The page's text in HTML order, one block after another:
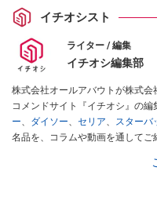
イチオシスト
ライター / 編集
イチオシ編集部
株式会社オールアバウトが株式
コメンドサイト『イチオシ』の編
ー、 ダイソー、 セリア、 スターバ
名品を、コラムや動画を通してご
インフルエンサーが実際に使用